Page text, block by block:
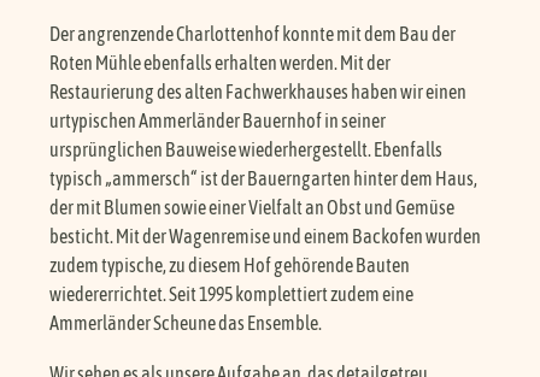
Der angrenzende Charlottenhof konnte mit dem Bau der
Roten Mühle ebenfalls erhalten werden. Mit der
Restaurierung des alten Fachwerkhauses haben wir einen
urtypischen Ammerländer Bauernhof in seiner
ursprünglichen Bauweise wiederhergestellt. Ebenfalls
typisch „ammersch“ ist der Bauerngarten hinter dem Haus,
der mit Blumen sowie einer Vielfalt an Obst und Gemüse
besticht. Mit der Wagenremise und einem Backofen wurden
zudem typische, zu diesem Hof gehörende Bauten
wiedererrichtet. Seit 1995 komplettiert zudem eine
Ammerländer Scheune das Ensemble.